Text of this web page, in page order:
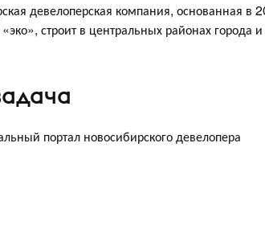
девелоперская компания, основанная в
строит в центральных районах города
портал новосибирского девелопера